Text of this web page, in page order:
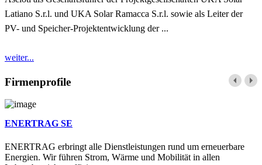
Latiano S.r.l. und UKA Solar Ramacca S.r.l. sowie als Leiter der
PV- und Speicher-Projektentwicklung der ...
weiter...
Firmenprofile
ENERTRAG SE
ENERTRAG erbringt alle Dienstleistungen rund um erneuerbare
Energien. Wir führen Strom, Wärme und Mobilität in allen